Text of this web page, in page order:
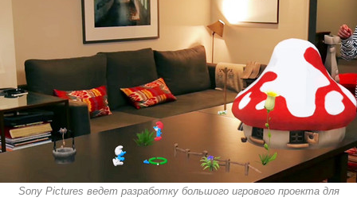
Sony Pictures ведет разработку большого игрового проекта для